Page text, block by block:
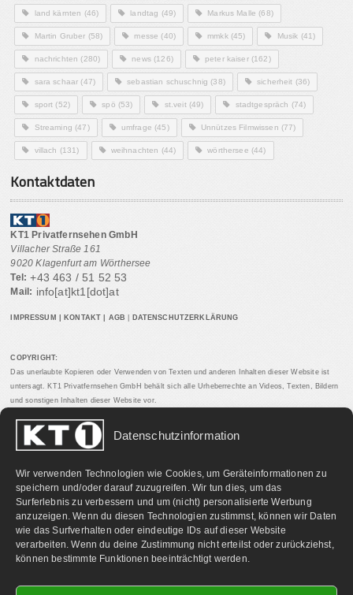
Datenschutzinformation
Wir verwenden Technologien wie Cookies, um Geräteinformationen zu
speichern und/oder darauf zuzugreifen. Wir tun dies, um das
Surferlebnis zu verbessern und um (nicht) personalisierte Werbung
anzuzeigen. Wenn du diesen Technologien zustimmst, können wir Daten
wie das Surfverhalten oder eindeutige IDs auf dieser Website
verarbeiten. Wenn du deine Zustimmung nicht erteilst oder zurückziehst,
können bestimmte Funktionen beeinträchtigt werden.
land kärnten (46) landtag (49) Markus Malle (68)
Martin Gruber (58) messe (40) mmkk(45) Musik (41)
nachrichten (280) news(126) peter kaiser(162)
sara schaar (47) sebastian schuschnig (38) sicherheit (36)
sport (52) spö (53) st.veit(49) stadtgespräch (74)
Streaming (47) umfrage (45) Unnützes Filmwissen (77)
villach (131) weihnachten (44) wörthersee (44)
Kontaktdaten
KT1 Privatfernsehen GmbH
Villacher Straße 161
9020 Klagenfurt am Wörthersee
Tel: +43 463 / 51 52 53
Mail: info[at]kt1[dot]at
IMPRESSUM KONTAKT AGB DATENSCHUTZERKLÄRUNG
COPYRIGHT:
Das unerlaubte Kopieren oder Verwenden von Texten und anderen Inhalten dieser Website ist
untersagt. KT1 Privatfernsehen GmbH behält sich alle Urheberrechte an Videos, Texten, Bildern
und sonstigen Inhalten dieser Website vor.
PARTNERLINKS: